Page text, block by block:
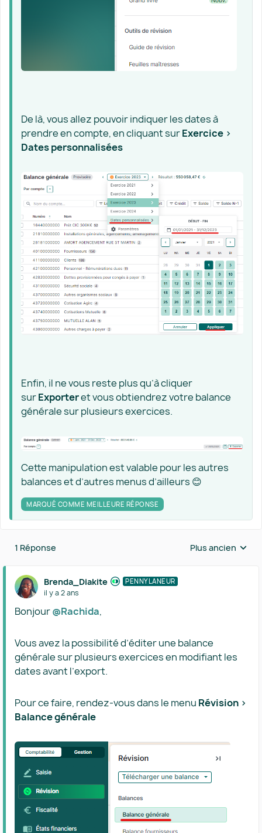
De là, vous allez pouvoir indiquer les dates à
prendre en compte, en cliquant surExercice >
Dates personnalisées
Enfin, il ne vous reste plus qu’à cliquer
surExporteret vous obtiendrez votre balance
générale sur plusieurs exercices.
Cette manipulation est valable pour les autres
balances et d’autres menus d’ailleurs 😊
MARQUÉ COMME MEILLEURE RÉPONSE
1 Réponse Réponses triées
Plus ancien
Brenda_Diakite PENNYLANEUR
il y a 2 ans
Bonjour@Rachida,
Vous avez la possibilité d’éditer une balance
générale sur plusieurs exercices en modifiant les
dates avant l’export.
Pour ce faire, rendez-vous dans le menu Révision >
Balance générale